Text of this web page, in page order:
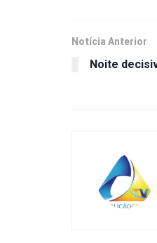
Notícia Anterior
Noite